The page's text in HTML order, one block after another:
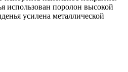
использован поролон высокой
усилена металлической